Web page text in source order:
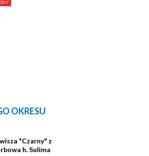
OKRESU
"Czarny" z
h. Sulima